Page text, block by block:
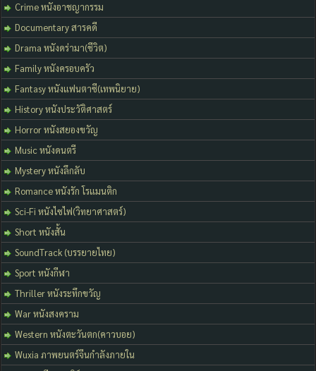
Crime หนังอาชญากรรม
Documentary สารคดี
Drama หนังดร่ามา(ชีวิต)
Family หนังครอบครัว
Fantasy หนังแฟนตาซี(เทพนิยาย)
History หนังประวัติศาสตร์
Horror หนังสยองขวัญ
Music หนังดนตรี
Mystery หนังลึกลับ
Romance หนังรัก โรแมนติก
Sci-Fi หนังไซไฟ(วิทยาศาสตร์)
Short หนังสั้น
SoundTrack (บรรยายไทย)
Sport หนังกีฬา
Thriller หนังระทึกขวัญ
War หนังสงคราม
Western หนังตะวันตก(คาวบอย)
Wuxia ภาพยนตร์จีนกำลังภายใน